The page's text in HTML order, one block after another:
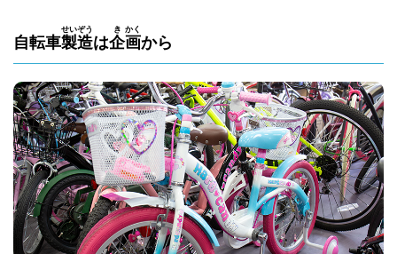
自転車製
せい
造
ぞう
は企
き
画
かく
から